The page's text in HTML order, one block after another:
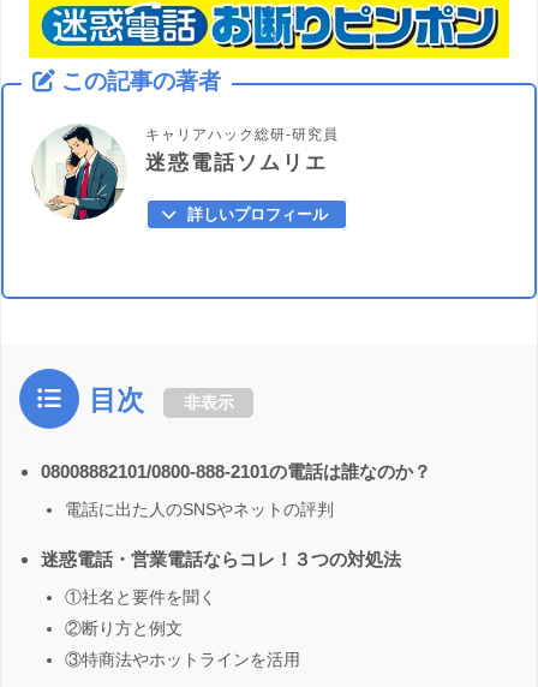
この記事の著者
キャリアハック総研-研究員
迷惑電話ソムリエ
詳しいプロフィール
目次 非表示
08008882101/0800-888-2101の電話は誰なのか？
電話に出た人のSNSやネットの評判
迷惑電話・営業電話ならコレ！３つの対処法
①社名と要件を聞く
②断り方と例文
③特商法やホットラインを活用